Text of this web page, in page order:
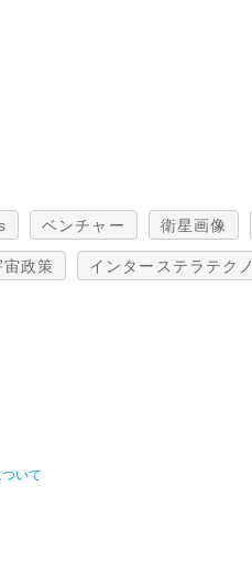
ベンチャー 衛星画像
宙政策 インターステラテク
いて